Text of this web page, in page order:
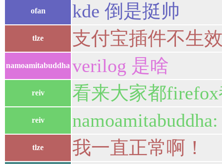
ofan kde 倒是挺帅
tlze 支付宝插件不生
namoamitabuddha verilog 是啥
reiv 看来大家都
reiv
tlze 我一直正常啊！